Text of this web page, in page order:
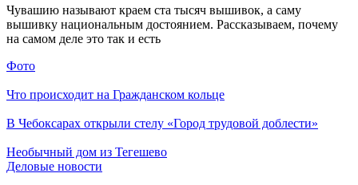
Чувашию называют краем ста тысяч вышивок, а саму
вышивку национальным достоянием. Рассказываем, почему
на самом деле это так и есть
Фото
Что происходит на Гражданском кольце
В Чебоксарах открыли стелу «Город трудовой доблести»
Необычный дом из Тегешево
Деловые новости